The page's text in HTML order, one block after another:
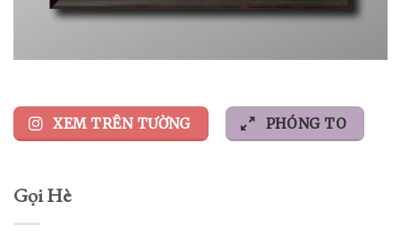
XEM TRÊN TƯỜNG PHÓNG TO
Gọi Hè